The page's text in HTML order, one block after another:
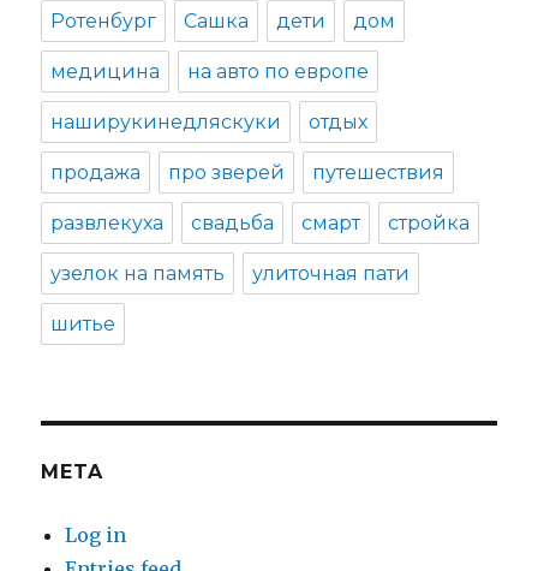
Ротенбург Сашка дети дом
медицина на авто по европе
наширукинедляскуки отдых
продажа про зверей путешествия
развлекуха свадьба смарт стройка
узелок на память улиточная пати
шитье
META
Log in